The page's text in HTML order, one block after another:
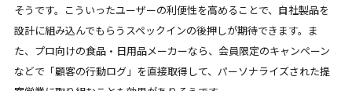
そうです。こういったユーザーの利便性を高めることで、自社製品を
設計に組み込んでもらうスペックインの後押しが期待できます。ま
た、プロ向けの食品・日用品メーカーなら、会員限定のキャンペーン
などで「顧客の行動ログ」を直接取得して、パーソナライズされた提